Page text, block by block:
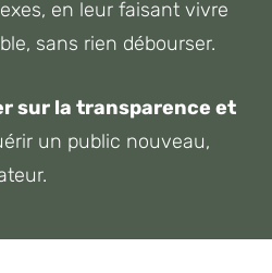
en leur faisant vivre
sans rien débourser.
sur la transparence et
un public nouveau,